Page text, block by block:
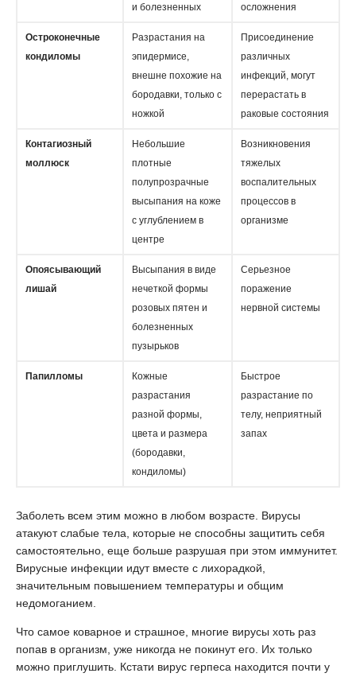
и болезненных
осложнения
Остроконечные
кондиломы
Разрастания на
эпидермисе,
внешне похожие на
бородавки, только с
ножкой
Присоединение
различных
инфекций, могут
перерастать в
раковые состояния
Контагиозный
моллюск
Небольшие
плотные
полупрозрачные
высыпания на коже
с углублением в
центре
Возникновения
тяжелых
воспалительных
процессов в
организме
Опоясывающий
лишай
Высыпания в виде
нечеткой формы
розовых пятен и
болезненных
пузырьков
Серьезное
поражение
нервной системы
Папилломы
Кожные
разрастания
разной формы,
цвета и размера
(бородавки,
кондиломы)
Быстрое
разрастание по
телу, неприятный
запах
Заболеть всем этим можно в любом возрасте. Вирусы
атакуют слабые тела, которые не способны защитить себя
самостоятельно, еще больше разрушая при этом иммунитет.
Вирусные инфекции идут вместе с лихорадкой,
значительным повышением температуры и общим
недомоганием.
Что самое коварное и страшное, многие вирусы хоть раз
попав в организм, уже никогда не покинут его. Их только
можно приглушить. Кстати вирус герпеса находится почти у